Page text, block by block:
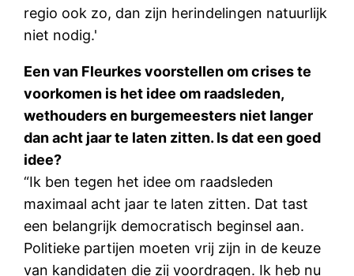
regio ook zo, dan zijn herindelingen natuurlijk
niet nodig.'
Een van Fleurkes voorstellen om crises te
voorkomen is het idee om raadsleden,
wethouders en burgemeesters niet langer
dan acht jaar te laten zitten. Is dat een goed
idee?
“Ik ben tegen het idee om raadsleden
maximaal acht jaar te laten zitten. Dat tast
een belangrijk democratisch beginsel aan.
Politieke partijen moeten vrij zijn in de keuze
van kandidaten die zij voordragen. Ik heb nu